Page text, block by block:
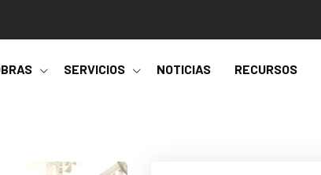
SERVICIOS NOTICIAS RECURSOS